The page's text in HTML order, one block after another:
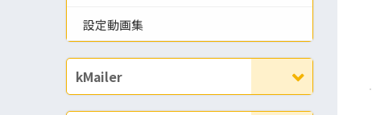
設定動画集
kMailer